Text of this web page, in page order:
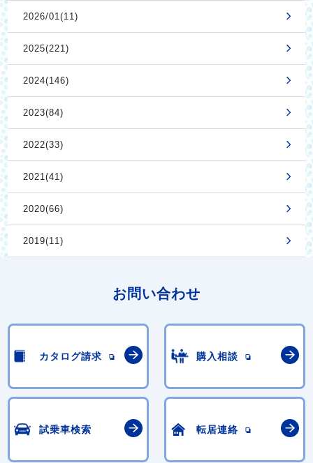
2026/01(11)
2025(221)
2024(146)
2023(84)
2022(33)
2021(41)
2020(66)
2019(11)
お問い合わせ
カタログ請求 購入相談
試乗車検索 転居連絡